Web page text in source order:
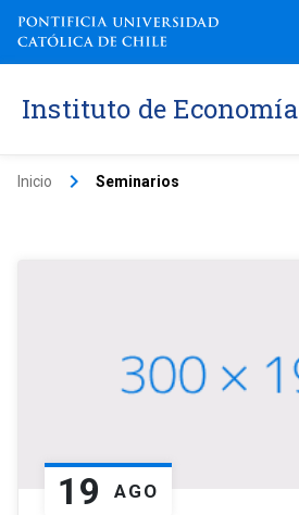
Instituto de Economía
Inicio keyboard_arrow_right Seminarios
19 AGO